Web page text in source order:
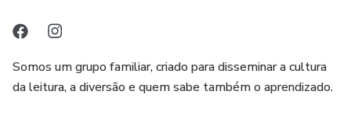
criar histórias onde alguns personagens
brasileiros se interagem com pessoas de
Somos um grupo familiar, criado para disseminar a cultura
da leitura, a diversão e quem sabe também o aprendizado.